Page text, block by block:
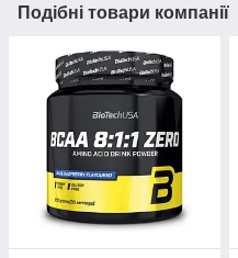
Подібні товари компанії